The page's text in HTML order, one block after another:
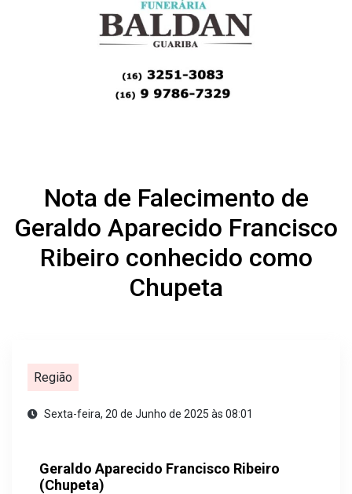
Nota de Falecimento de
Geraldo Aparecido Francisco
Ribeiro conhecido como
Chupeta
Região
Sexta-feira, 20 de Junho de 2025 às 08:01
Geraldo Aparecido Francisco Ribeiro
(Chupeta)